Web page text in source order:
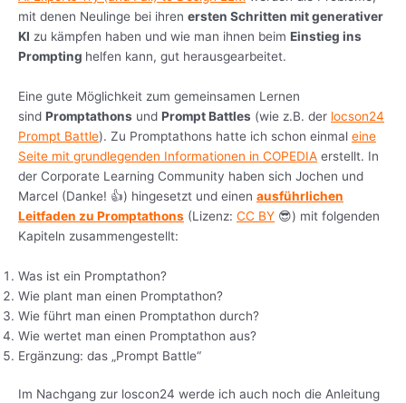
mit denen Neulinge bei ihren ersten Schritten mit generativer
KI zu kämpfen haben und wie man ihnen beim Einstieg ins
Prompting helfen kann, gut herausgearbeitet.
Eine gute Möglichkeit zum gemeinsamen Lernen
sind Promptathons und Prompt Battles (wie z.B. der locson24
Prompt Battle). Zu Promptathons hatte ich schon einmal eine
Seite mit grundlegenden Informationen in COPEDIA erstellt. In
der Corporate Learning Community haben sich Jochen und
Marcel (Danke! 👍) hingesetzt und einen ausführlichen
Leitfaden zu Promptathons (Lizenz: CC BY 😎) mit folgenden
Kapiteln zusammengestellt:
Was ist ein Promptathon?
Wie plant man einen Promptathon?
Wie führt man einen Promptathon durch?
Wie wertet man einen Promptathon aus?
Ergänzung: das „Prompt Battle“
Im Nachgang zur loscon24 werde ich auch noch die Anleitung